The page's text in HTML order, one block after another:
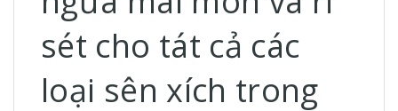
sét cho tát cả các
loại sên xích trong